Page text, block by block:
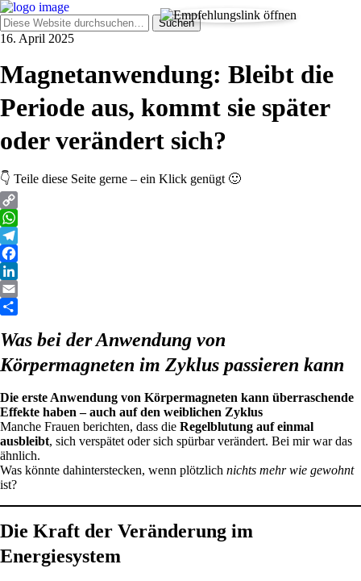
16. April 2025
Magnetanwendung: Bleibt die
Periode aus, kommt sie später
oder verändert sich?
👇 Teile diese Seite gerne – ein Klick genügt 🙂
Copy
Link
WhatsApp
Telegram
Facebook
LinkedIn
Email
Was bei der Anwendung von
Körpermagneten im Zyklus passieren kann
Die erste Anwendung von Körpermagneten kann überraschende
Effekte haben – auch auf den weiblichen Zyklus
Manche Frauen berichten, dass die Regelblutung auf einmal
ausbleibt, sich verspätet oder sich spürbar verändert. Bei mir war das
ähnlich.
Was könnte dahinterstecken, wenn plötzlich nichts mehr wie gewohnt
ist?
Die Kraft der Veränderung im
Energiesystem